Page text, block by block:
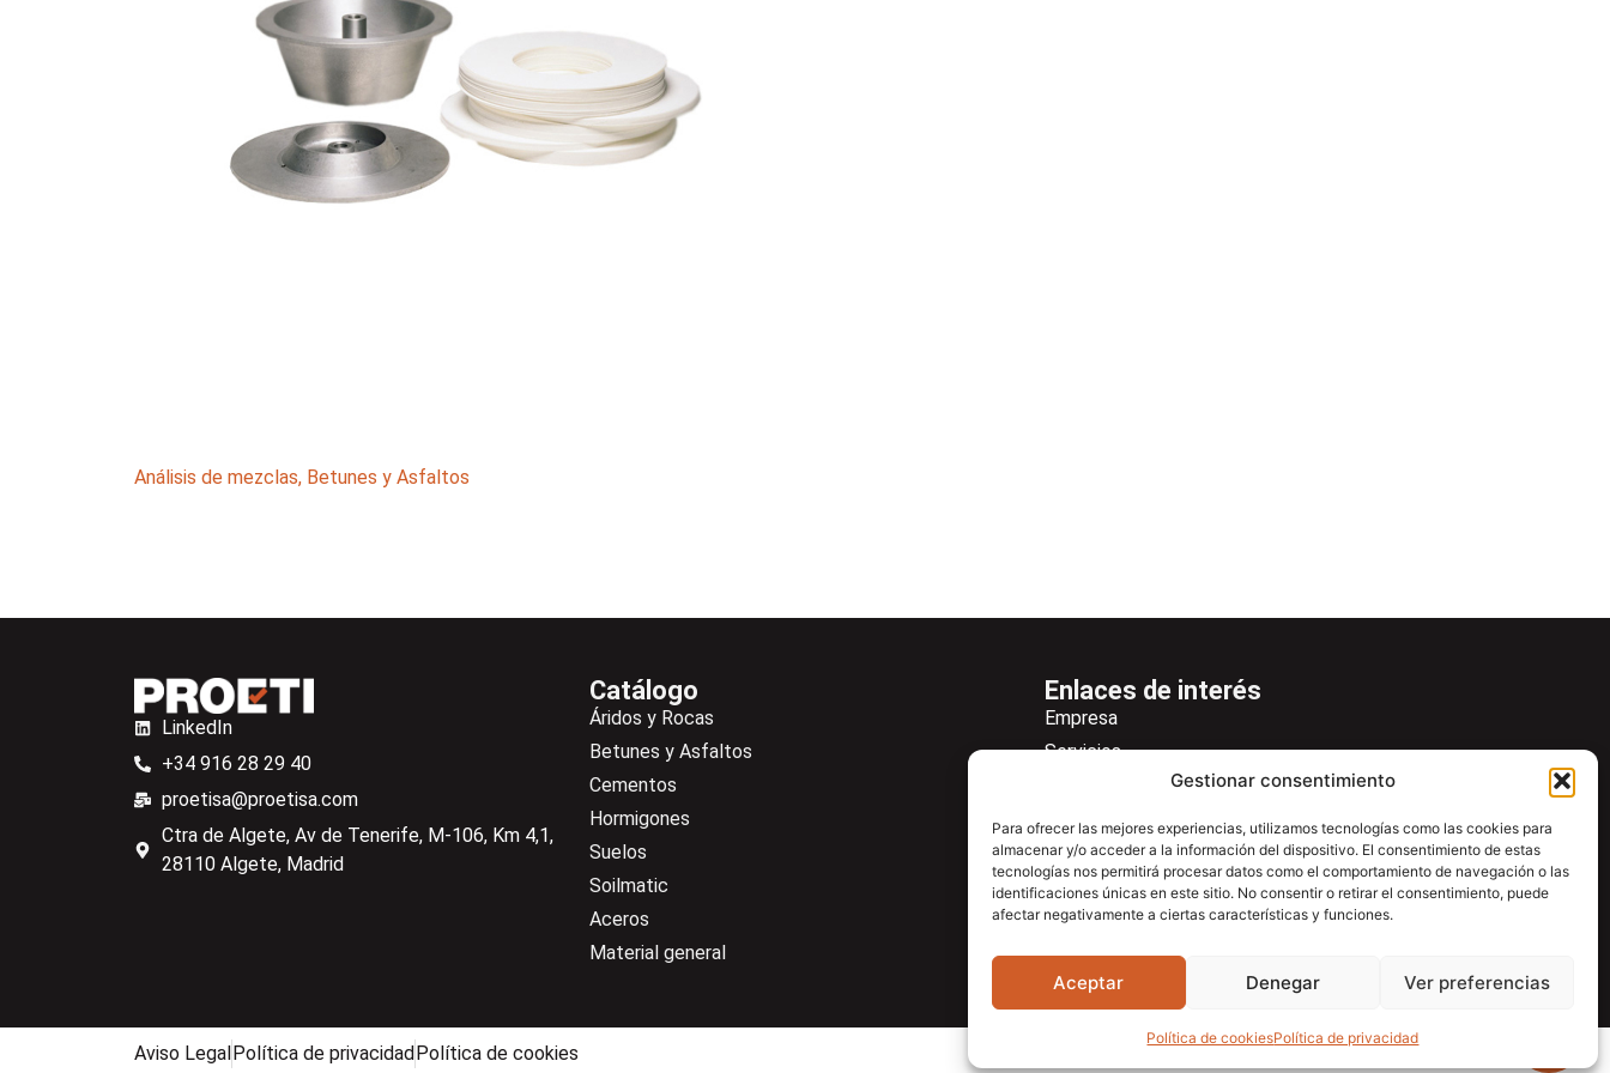
Gestionar consentimiento
Para ofrecer las mejores experiencias, utilizamos tecnologías como las cookies para
almacenar y/o acceder a la información del dispositivo. El consentimiento de estas
tecnologías nos permitirá procesar datos como el comportamiento de navegación o las
identificaciones únicas en este sitio. No consentir o retirar el consentimiento, puede
afectar negativamente a ciertas características y funciones.
Aceptar Denegar Ver preferencias
Política de cookiesPolítica de privacidad
Análisis de mezclas, Betunes y Asfaltos
LinkedIn
+34 916 28 29 40
proetisa@proetisa.com
Ctra de Algete, Av de Tenerife, M-106, Km 4,1,
28110 Algete, Madrid
Catálogo
Áridos y Rocas
Betunes y Asfaltos
Cementos
Hormigones
Suelos
Soilmatic
Aceros
Material general
Enlaces de interés
Empresa
Servicios
Newsletter
Descargas
Contacto
Centro de ayuda
Aviso LegalPolítica de privacidadPolítica de cookies